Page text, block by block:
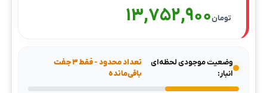
تومان13,752,900
وضعیت موجودی لحظه‌ای
انبار:
تعداد محدود - فقط ۳ جفت
باقی‌مانده